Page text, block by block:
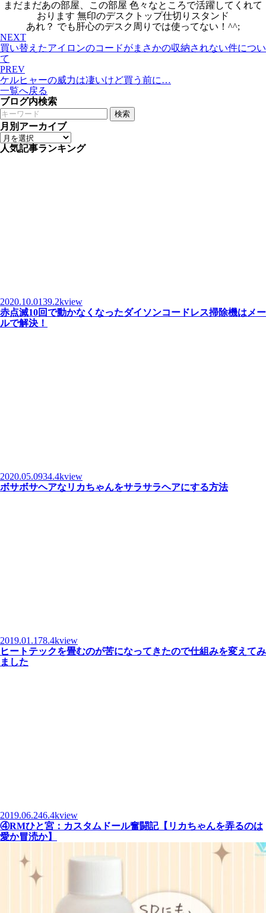
まだまだあの部屋、この部屋 色々なところで活躍してくれて
おります 無印のデスクトップ仕切りスタンド
あれ？ でも肝心のデスク周りでは使ってない！^^;
NEXT
買い替えたアイロンのコードがまさかの収納されない件につい
て
PREV
ケルヒャーの威力は凄いけど買う前に…
一覧へ戻る
ブログ内検索
検索
月別アーカイブ
人気記事ランキング
2020.10.0139.2kview
赤点滅10回で動かなくなったダイソンコードレス掃除機はメー
ルで解決！
2020.05.0934.4kview
ボサボサヘアなリカちゃんをサラサラヘアにする方法
2019.01.178.4kview
ヒートテックを畳むのが苦になってきたので仕組みを変えてみ
ました
2019.06.246.4kview
④RMひと宮：カスタムドール奮闘記【リカちゃんを弄るのは
愛か冒涜か】